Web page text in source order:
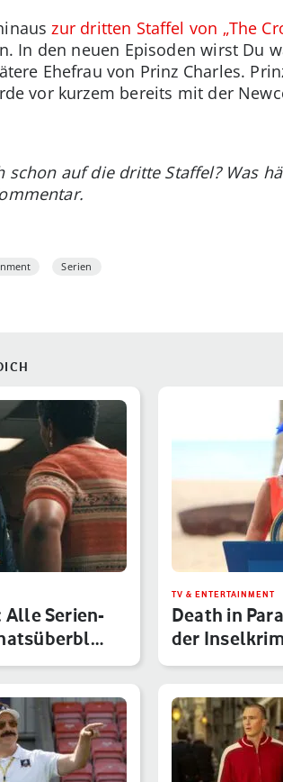
zur dritten Staffel von „The
In den neuen Episoden wirst Du
Ehefrau von Prinz Charles.
vor kurzem bereits mit der
schon auf die dritte Staffel? Was
Serien
Alle Serien-
TV & ENTERTAINMENT
Death in
der